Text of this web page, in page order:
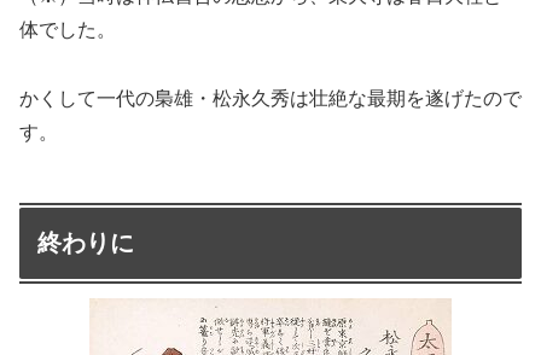
体でした。
かくして一代の梟雄・松永久秀は壮絶な最期を遂げたので
す。
終わりに